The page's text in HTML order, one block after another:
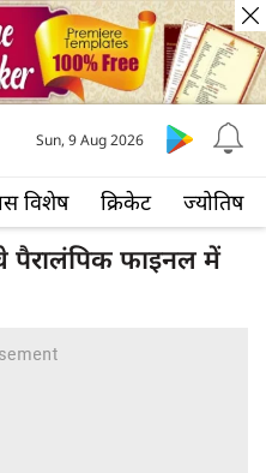
विशेष क्रिकेट ज्योतिष
Sun, 9 Aug 2026
पैरालंपिक फाइनल में